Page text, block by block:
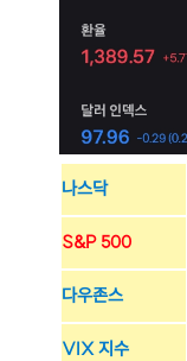
나스닥
S&P 500
다우존스
VIX 지수